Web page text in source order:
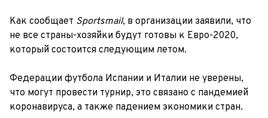
Как сообщает Sportsmail, в организации заявили, что
не все страны-хозяйки будут готовы к Евро-2020,
который состоится следующим летом.
Федерации футбола Испании и Италии не уверены,
что могут провести турнир, это связано с пандемией
коронавируса, а также падением экономики стран.